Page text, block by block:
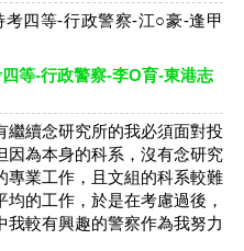
考四等-行政警察-江○豪-逢甲
等-行政警察-李O育-東港志
繼續念研究所的我必須面對投
因為本身的科系，沒有念研究
專業工作，且文組的科系較難
均的工作，於是在考慮過後，
我較有興趣的警察作為我努力